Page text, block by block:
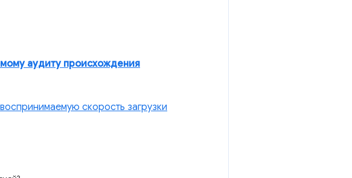
аудиту происхождения
скорость загрузки